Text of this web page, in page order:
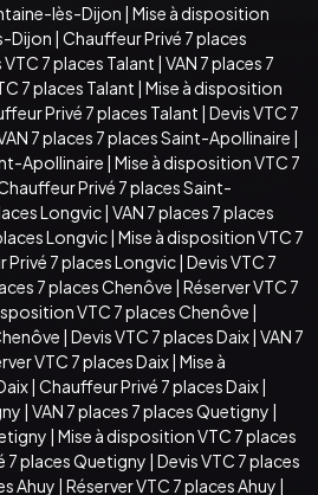
lès-Dijon | Mise à disposition
Dijon | Chauffeur Privé 7 places
VTC 7 places Talant | VAN 7 places 7
7 places Talant | Mise à disposition
Privé 7 places Talant | Devis VTC 7
7 places 7 places Saint-Apollinaire |
Apollinaire | Mise à disposition VTC 7
Privé 7 places Saint-
Longvic| VAN 7 places 7 places
Longvic| Mise à disposition VTC 7
Privé 7 places Longvic| Devis VTC 7
7 places Chenôve | Réserver VTC 7
VTC 7 places Chenôve |
| Devis VTC 7 places Daix| VAN 7
VTC 7 places Daix| Mise à
| Chauffeur Privé 7 places Daix|
| VAN 7 places 7 places Quetigny |
| Mise à disposition VTC 7 places
7 places Quetigny | Devis VTC 7 places
Ahuy | Réserver VTC 7 places Ahuy |